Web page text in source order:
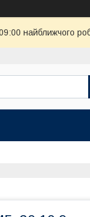
найближчого